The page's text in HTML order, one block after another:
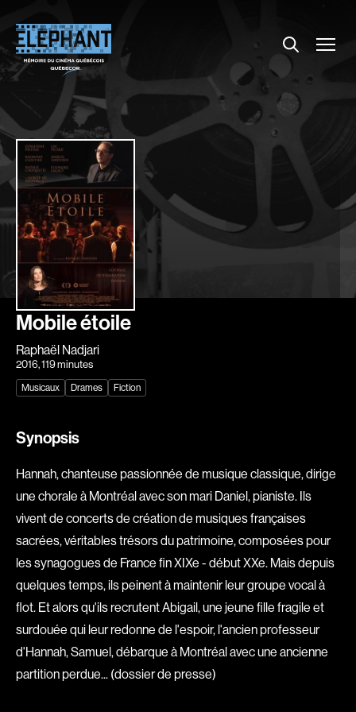
Menu
Explorer le répertoire
Projections
Entrevues
Nouvelles
À propos
Dossiers
Comment louer un film ?
Contact
FAQ
About us
Explorer par
Action
Animation
Art
Aventure
Biographiques
Comédies
Comédies musicales
Documentaires
Drames
Érotiques
Étudiants
Famille
Fantastiques
Fiction
Guerre
Horreur
Mobile étoile
Raphaël Nadjari
2016, 119 minutes
Musicaux Drames Fiction
Synopsis
Hannah, chanteuse passionnée de musique classique, dirige
une chorale à Montréal avec son mari Daniel, pianiste. Ils
vivent de concerts de création de musiques françaises
sacrées, véritables trésors du patrimoine, composées pour
les synagogues de France fin XIXe - début XXe. Mais depuis
quelques temps, ils peinent à maintenir leur groupe vocal à
flot. Et alors qu'ils recrutent Abigail, une jeune fille fragile et
surdouée qui leur redonne de l'espoir, l'ancien professeur
d'Hannah, Samuel, débarque à Montréal avec une ancienne
partition perdue... (dossier de presse)